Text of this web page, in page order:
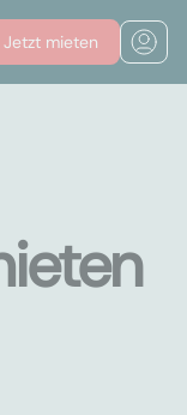
Jetzt mieten